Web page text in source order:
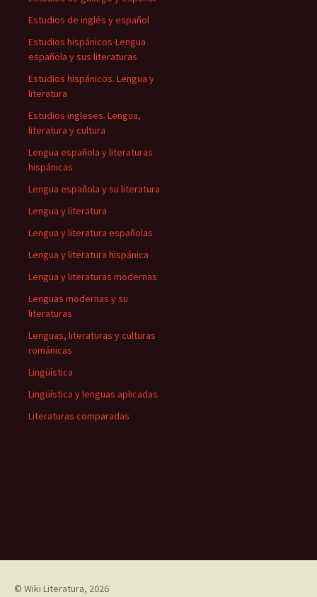
Estudios de inglés y español
Estudios hispánicos-Lengua
española y sus literaturas
Estudios hispánicos. Lengua y
literatura
Estudios ingleses. Lengua,
literatura y cultura
Lengua española y literaturas
hispánicas
Lengua española y su literatura
Lengua y literatura
Lengua y literatura españolas
Lengua y literatura hispánica
Lengua y literaturas modernas
Lenguas modernas y su
literaturas
Lenguas, literaturas y culturas
románicas
Lingüística
Lingüística y lenguas aplicadas
Literaturas comparadas
© Wiki Literatura, 2026